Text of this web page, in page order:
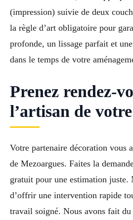
(impression) suivie de deux
la règle d’art obligatoire pour
profonde, un lissage parfait et
dans le temps de votre
Prenez rendez-
l’artisan de
Votre partenaire décoration vous
de Mezoargues. Faites la
gratuit pour une estimation juste.
d’offrir une intervention rapide
travail soigné. Nous avons fait du